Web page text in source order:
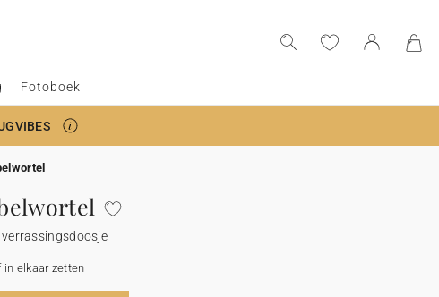
Fotoboek
in elkaar zetten